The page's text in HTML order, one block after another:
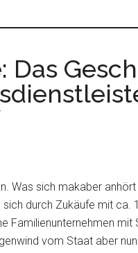
Das
Was sich makaber
durch Zukäufe mit ca.
Familienunternehmen mit
vom Staat aber